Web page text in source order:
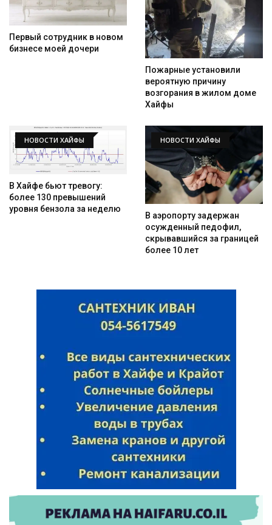
Первый сотрудник в новом
бизнесе моей дочери
Пожарные установили
вероятную причину
возгорания в жилом доме
Хайфы
НОВОСТИ ХАЙФЫ
В Хайфе бьют тревогу:
более 130 превышений
уровня бензола за неделю
НОВОСТИ ХАЙФЫ
В аэропорту задержан
осужденный педофил,
скрывавшийся за границей
более 10 лет